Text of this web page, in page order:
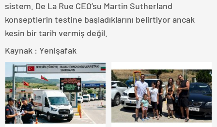
sistem. De La Rue CEO’su Martin Sutherland
konseptlerin testine başladıklarını belirtiyor ancak
kesin bir tarih vermiş değil.
Kaynak : Yenişafak